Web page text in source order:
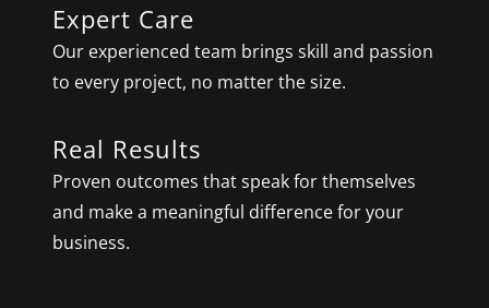
Expert Care
Our experienced team brings skill and passion
to every project, no matter the size.
Real Results
Proven outcomes that speak for themselves
and make a meaningful difference for your
business.